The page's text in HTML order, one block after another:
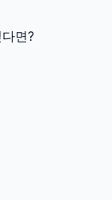
면?